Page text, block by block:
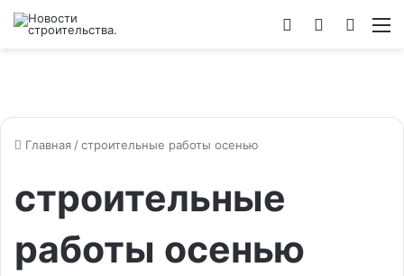
Switch
Войти
Главная /строительные работы осенью
строительные
работы осенью